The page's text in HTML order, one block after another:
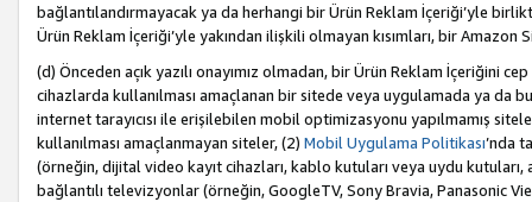
bağlantılandırmayacak ya da herhangi bir Ürün Reklam İçeriği’yle
Ürün Reklam İçeriği’yle yakından ilişkili olmayan kısımları, bir Amazon
(d) Önceden açık yazılı onayımız olmadan, bir Ürün Reklam İçeriğini
cihazlarda kullanılması amaçlanan bir sitede veya uygulamada ya da
internet tarayıcısı ile erişilebilen mobil optimizasyonu yapılmamış
kullanılması amaçlanmayan siteler, (2) Mobil Uygulama Politikası’nda
(örneğin, dijital video kayıt cihazları, kablo kutuları veya uydu kutuları,
bağlantılı televizyonlar (örneğin, GoogleTV, Sony Bravia, Panasonic